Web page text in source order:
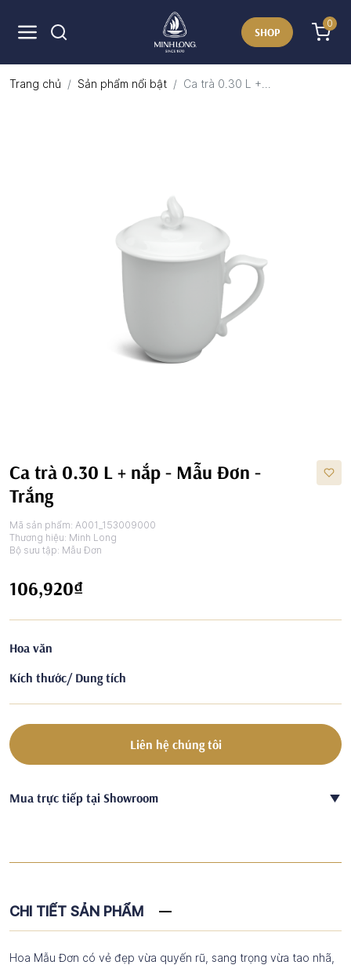
SHOP
0
Trang chủ Sản phẩm nổi bật Ca trà 0.30 L +...
Ca trà 0.30 L + nắp - Mẫu Đơn -
Trắng
Mã sản phẩm: A001_153009000
Thương hiệu: Minh Long
Bộ sưu tập: Mẫu Đơn
106,920₫
Hoa văn
Kích thước/ Dung tích
Liên hệ chúng tôi
Mua trực tiếp tại Showroom
CHI TIẾT SẢN PHẨM
Hoa Mẫu Đơn có vẻ đẹp vừa quyến rũ, sang trọng vừa tao nhã,